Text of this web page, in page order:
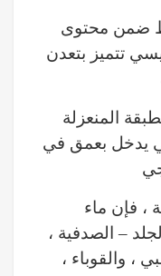
ضمن محتوى
تتميز بتعدن
المنعزلة
يدخل بعمق في
، فإن ماء
– الصدفية ،
، والقوباء ،